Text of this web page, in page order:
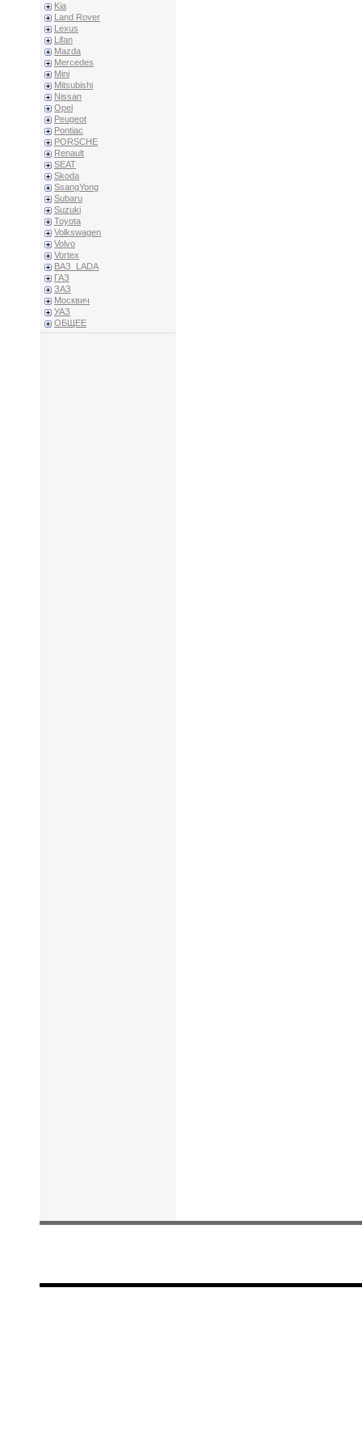
Kia
Land Rover
Lexus
Lifan
Mazda
Mercedes
Mini
Mitsubishi
Nissan
Opel
Peugeot
Pontiac
PORSCHE
Renault
SEAT
Skoda
SsangYong
Subaru
Suzuki
Toyota
Volkswagen
Volvo
Vortex
ВАЗ_LADA
ГАЗ
ЗАЗ
Москвич
УАЗ
ОБЩЕЕ